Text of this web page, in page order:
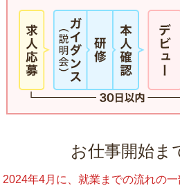
お仕事開始ま
2024年4月に、就業までの流れの一